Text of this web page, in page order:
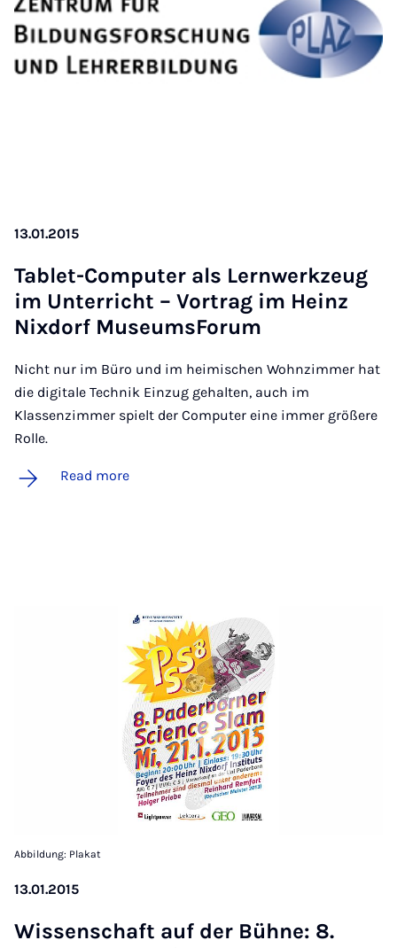
13.01.2015
Tab­let-Com­puter als Lern­werkzeug
im Un­ter­richt – Vor­trag im Heinz
Nix­dorf Mu­seums­For­um
Nicht nur im Büro und im heimischen Wohnzimmer hat
die digitale Technik Einzug gehalten, auch im
Klassenzimmer spielt der Computer eine immer größere
Rolle.
Read more
Abbildung: Plakat
13.01.2015
Wis­senschaft auf der Bühne: 8.